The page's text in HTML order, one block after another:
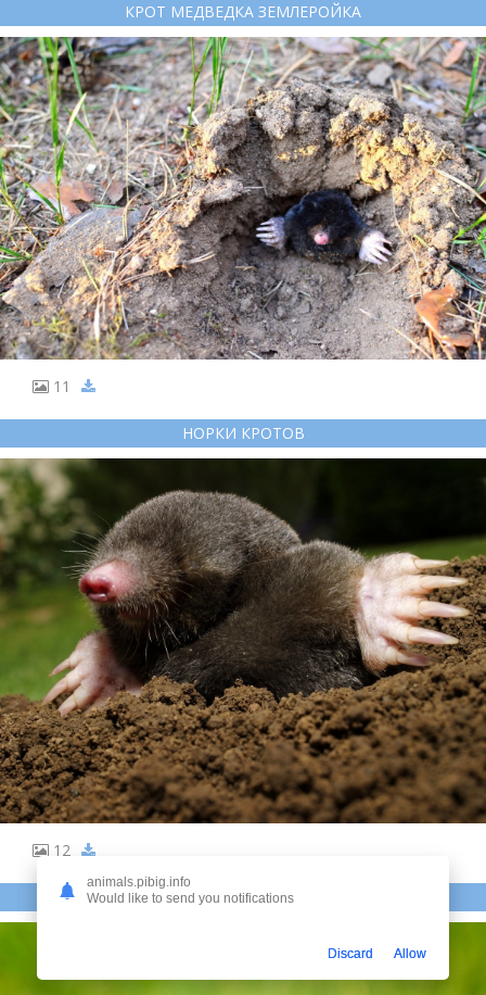
КРОТ МЕДВЕДКА ЗЕМЛЕРОЙКА
11
НОРКИ КРОТОВ
12
АМЕРИКАНСКИЙ ЗЕМЛЕРОЙКОВЫЙ КРОТ
animals.pibig.info
Would like to send you notifications
Discard Allow